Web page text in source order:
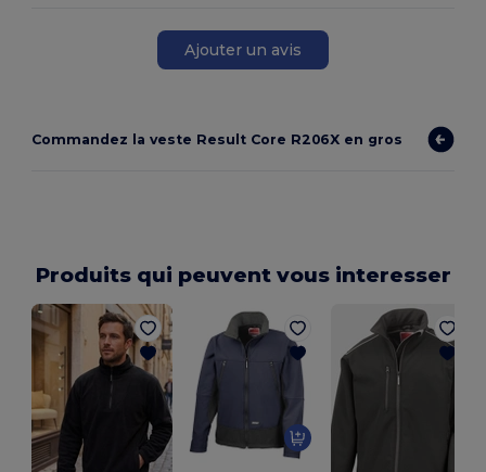
Ajouter un avis
Commandez la veste Result Core R206X en gros
Produits qui peuvent vous interesser